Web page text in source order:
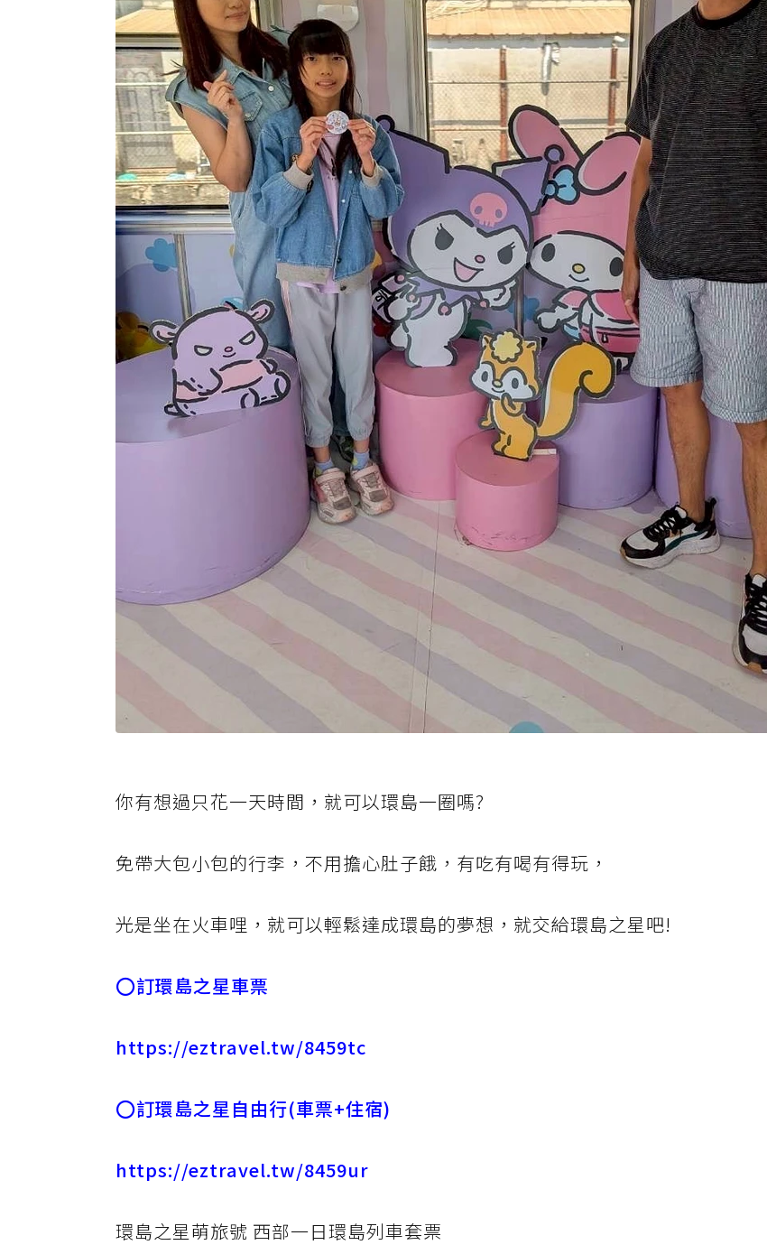
你有想過只花一天時間，就可以環島一圈嗎?
免帶大包小包的行李，不用擔心肚子餓，有吃有喝有得玩，
光是坐在火車哩，就可以輕鬆達成環島的夢想，就交給環島之星吧!
⭕訂環島之星車票
https://eztravel.tw/8459tc
⭕訂環島之星自由行(車票+住宿)
https://eztravel.tw/8459ur
環島之星萌旅號 西部一日環島列車套票